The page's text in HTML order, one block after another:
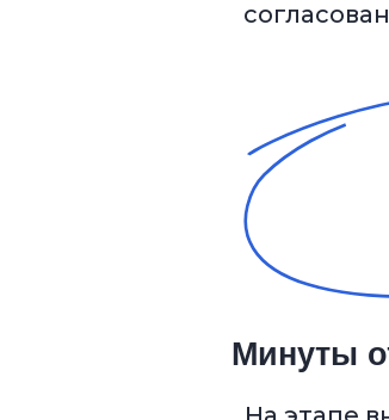
Минуты ответ
На этапе
работать
менеджер. После
вам и вашим
отвечать